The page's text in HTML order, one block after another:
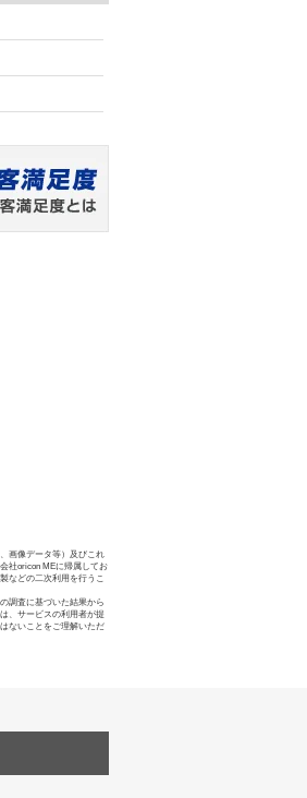
画像データ等）及びこれ
社oricon MEに帰属してお
などの二次利用を行うこ
調査に基づいた結果から
、サービスの利用者が提
ないことをご理解いただ